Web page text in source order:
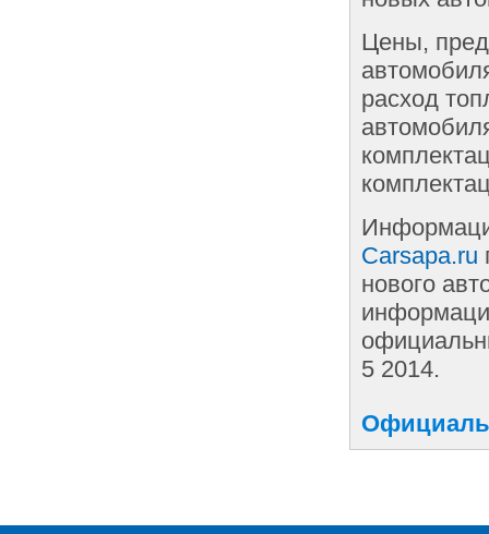
Цены,
расход
Carsapa.ru
нового
5 2014.